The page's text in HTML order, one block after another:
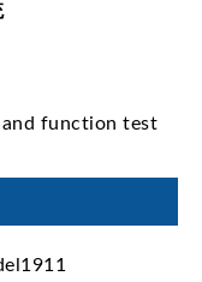
function test
(option)